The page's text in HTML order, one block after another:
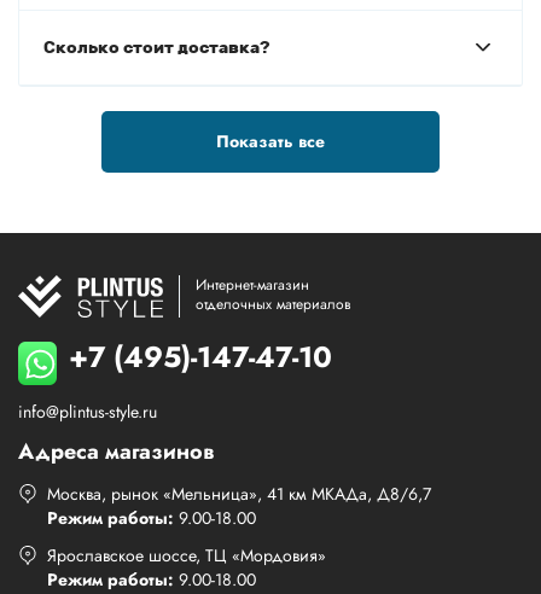
Сколько стоит доставка?
Показать все
Интернет-магазин
отделочных материалов
+7 (495)-147-47-10
info@plintus-style.ru
Адреса магазинов
Москва, рынок «Мельница», 41 км МКАДа, Д8/6,7
Режим работы: 9.00-18.00
Ярославское шоссе, ТЦ «Мордовия»
Режим работы: 9.00-18.00